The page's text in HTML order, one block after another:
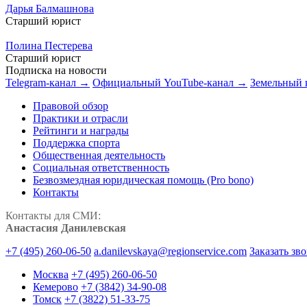
Дарья Балмашнова
Старший юрист
Полина Пестерева
Старший юрист
Подписка на новости
Telegram-канал → Официальный YouTube-канал → Земельный
Правовой обзор
Практики и отрасли
Рейтинги и награды
Поддержка спорта
Общественная деятельность
Социальная ответственность
Безвозмездная юридическая помощь (Pro bono)
Контакты
Контакты для СМИ:
Анастасия Данилевская
+7 (495) 260-06-50 a.danilevskaya@regionservice.com Заказать
Москва +7 (495) 260-06-50
Кемерово +7 (3842) 34-90-08
Томск +7 (3822) 51-33-75